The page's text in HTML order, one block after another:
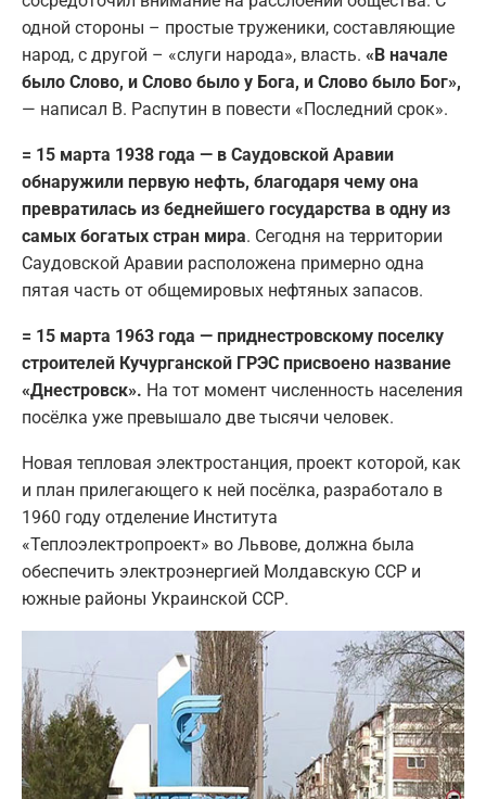
одной стороны – простые труженики, составляющие
народ, с другой – «слуги народа», власть. «В начале
было Слово, и Слово было у Бога, и Слово было Бог»,
— написал В. Распутин в повести «Последний срок».
= 15 марта 1938 года — в Саудовской Аравии
обнаружили первую нефть, благодаря чему она
превратилась из беднейшего государства в одну из
самых богатых стран мира. Сегодня на территории
Саудовской Аравии расположена примерно одна
пятая часть от общемировых нефтяных запасов.
= 15 марта 1963 года — приднестровскому поселку
строителей Кучурганской ГРЭС присвоено название
«Днестровск». На тот момент численность населения
посёлка уже превышало две тысячи человек.
Новая тепловая электростанция, проект которой, как
и план прилегающего к ней посёлка, разработало в
1960 году отделение Института
«Теплоэлектропроект» во Львове, должна была
обеспечить электроэнергией Молдавскую ССР и
южные районы Украинской ССР.